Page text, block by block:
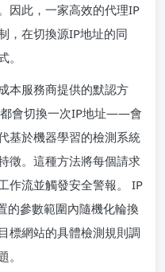
因此，一家高效的代理IP
，在切換源IP地址的同
本服務商提供的默認方
會切換一次IP地址——會
基於機器學習的檢測系統
徵。這種方法將每個請求
作流並觸發安全警報。 IP
的參數範圍內隨機化輪換
標網站的具體檢測規則調